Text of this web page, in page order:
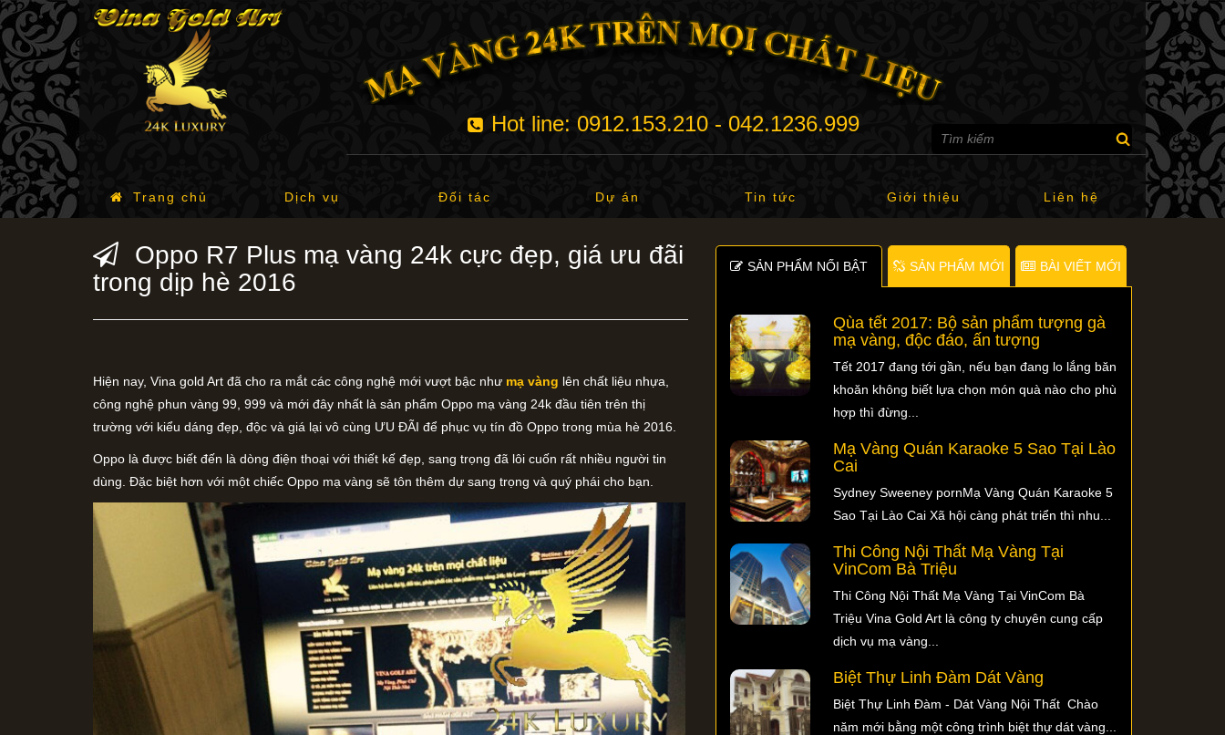
Hot line: 0912.153.210 - 042.1236.999
Trang chủ Dịch vụ Đối tác Dự án Tin tức Giới thiệu Liên hệ
Oppo R7 Plus mạ vàng 24k cực đẹp, giá ưu đãi
trong dịp hè 2016
Hiện nay, Vina gold Art đã cho ra mắt các công nghệ mới vượt bậc như mạ vàng lên chất liệu nhựa,
công nghệ phun vàng 99, 999 và mới đây nhất là sản phẩm Oppo mạ vàng 24k đầu tiên trên thị
trường với kiểu dáng đẹp, độc và giá lại vô cùng ƯU ĐÃI để phục vụ tín đồ Oppo trong mùa hè 2016.
Oppo là được biết đến là dòng điện thoại với thiết kế đẹp, sang trọng đã lôi cuốn rất nhiều người tin
dùng. Đặc biệt hơn với một chiếc Oppo mạ vàng sẽ tôn thêm dự sang trọng và quý phái cho bạn.
SẢN PHẨM NỐI BẬT SẢN PHẨM MỚI BÀI VIẾT MỚI
Qùa tết 2017: Bộ sản phẩm tượng gà
mạ vàng, độc đáo, ấn tượng
Tết 2017 đang tới gần, nếu bạn đang lo lắng băn
khoăn không biết lựa chọn món quà nào cho phù
hợp thì đừng...
Mạ Vàng Quán Karaoke 5 Sao Tại Lào
Cai
Sydney Sweeney pornMạ Vàng Quán Karaoke 5
Sao Tại Lào Cai Xã hội càng phát triển thì nhu...
Thi Công Nội Thất Mạ Vàng Tại
VinCom Bà Triệu
Thi Công Nội Thất Mạ Vàng Tại VinCom Bà
Triệu Vina Gold Art là công ty chuyên cung cấp
dịch vụ mạ vàng...
Biệt Thự Linh Đàm Dát Vàng
Biệt Thự Linh Đàm - Dát Vàng Nội Thất Chào
năm mới bằng một công trình biệt thự dát vàng...